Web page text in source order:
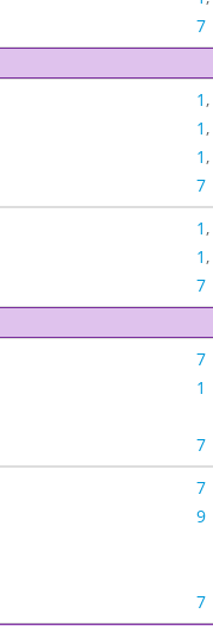
7
1,
1,
1,
7
1,
1,
7
7
1
7
7
9
7